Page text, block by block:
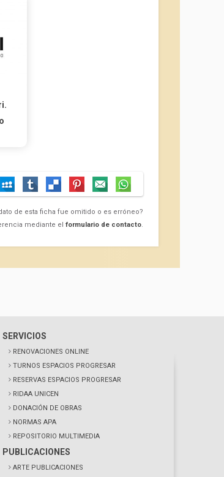
de esta ficha fue omitido o es erróneo?
mediante el formulario de contacto.
SERVICIOS
RENOVACIONES ONLINE
TURNOS ESPACIOS PROGRESAR
RESERVAS ESPACIOS PROGRESAR
RIDAA UNICEN
DONACIÓN DE OBRAS
NORMAS APA
REPOSITORIO MULTIMEDIA
PUBLICACIONES
ARTE PUBLICACIONES